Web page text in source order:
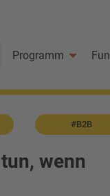
Programm Fun
#B2B
wenn